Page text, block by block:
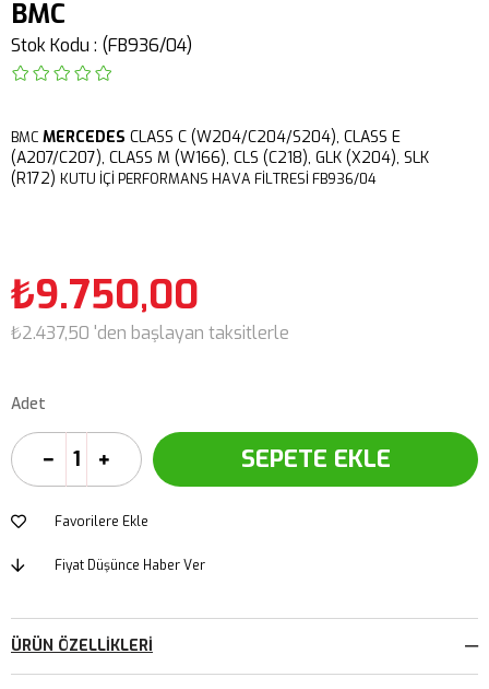
BMC
Stok Kodu (FB936/04)
BMC MERCEDES CLASS C (W204/C204/S204), CLASS E
(A207/C207), CLASS M (W166), CLS (C218), GLK (X204), SLK
(R172) KUTU İÇİ PERFORMANS HAVA FİLTRESİ FB936/04
₺9.750,00
₺2.437,50 'den başlayan taksitlerle
Adet
Favorilere Ekle
Fiyat Düşünce Haber Ver
ÜRÜN ÖZELLIKLERI